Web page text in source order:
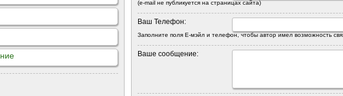
(e-mail не публикуется на страницах сайта)
Ваш Телефон:
Заполните поля Е-мэйл и телефон, чтобы автор имел возможность
Ваше сообщение: